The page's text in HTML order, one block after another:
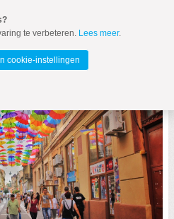
MENU
te verbeteren. Lees meer.
cookie-instellingen